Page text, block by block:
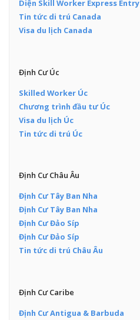
Diện Skill Worker Express Entry
Tin tức di trú Canada
Visa du lịch Canada
Định Cư Úc
Skilled Worker Úc
Chương trình đầu tư Úc
Visa du lịch Úc
Tin tức di trú Úc
Định Cư Châu Âu
Định Cư Tây Ban Nha
Định Cư Tây Ban Nha
Định Cư Đảo Síp
Định Cư Đảo Síp
Tin tức di trú Châu Âu
Định Cư Caribe
Định Cư Antigua & Barbuda